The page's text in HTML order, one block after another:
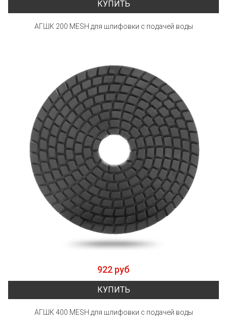
КУПИТЬ
АГШК 200 MESH для шлифовки с подачей воды
922 руб
КУПИТЬ
АГШК 400 MESH для шлифовки с подачей воды